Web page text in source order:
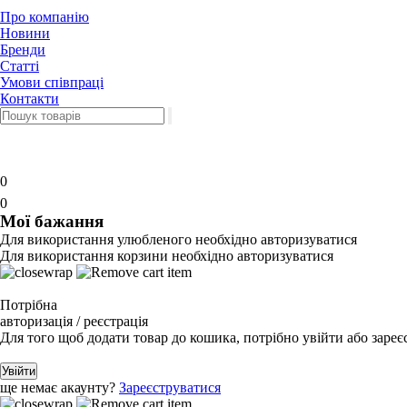
Про компанію
Новини
Бренди
Статті
Умови співпраці
Контакти
0
0
Мої бажання
Для використання улюбленого необхідно авторизуватися
Для використання корзини необхідно авторизуватися
Потрібна
авторизація / реєстрація
Для того щоб додати товар до кошика, потрібно увійти або
Увійти
ще немає акаунту? Зареєструватися